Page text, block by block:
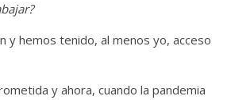
y hemos tenido, al menos yo, acceso
y ahora, cuando la pandemia
0
burguesía mexicana
0